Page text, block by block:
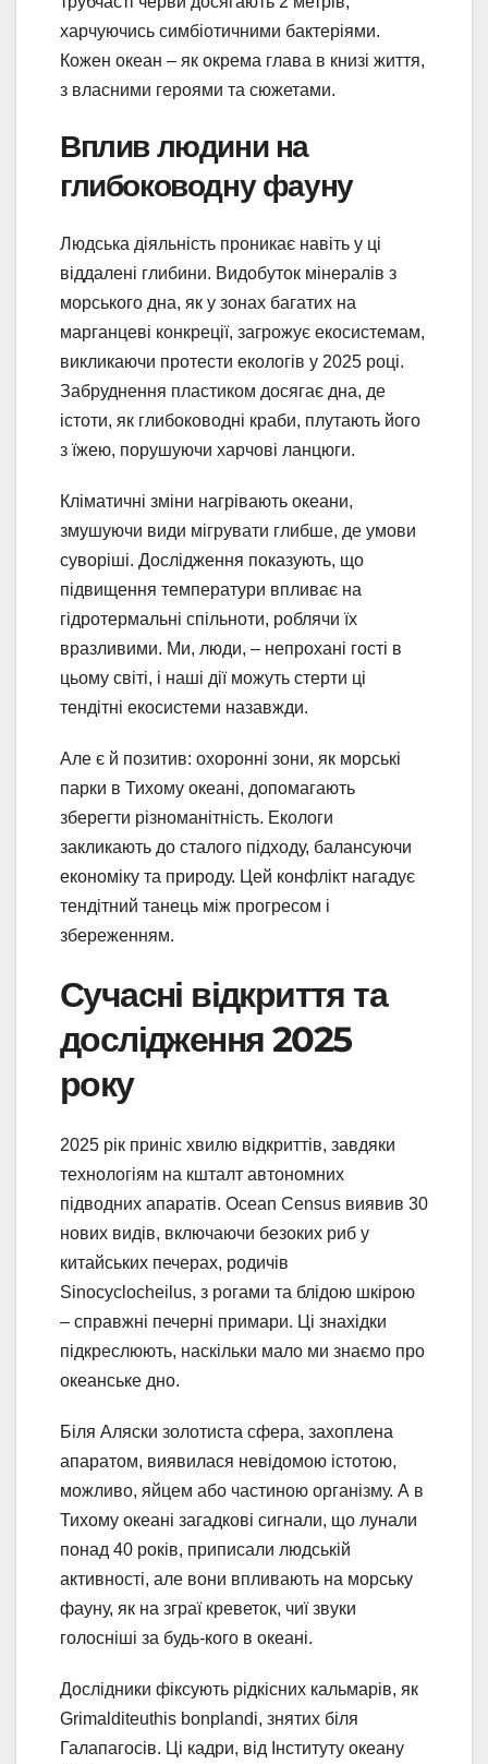
харчуючись симбіотичними бактеріями.
Кожен океан – як окрема глава в книзі життя,
з власними героями та сюжетами.
Вплив людини на
глибоководну фауну
Людська діяльність проникає навіть у ці
віддалені глибини. Видобуток мінералів з
морського дна, як у зонах багатих на
марганцеві конкреції, загрожує екосистемам,
викликаючи протести екологів у 2025 році.
Забруднення пластиком досягає дна, де
істоти, як глибоководні краби, плутають його
з їжею, порушуючи харчові ланцюги.
Кліматичні зміни нагрівають океани,
змушуючи види мігрувати глибше, де умови
суворіші. Дослідження показують, що
підвищення температури впливає на
гідротермальні спільноти, роблячи їх
вразливими. Ми, люди, – непрохані гості в
цьому світі, і наші дії можуть стерти ці
тендітні екосистеми назавжди.
Але є й позитив: охоронні зони, як морські
парки в Тихому океані, допомагають
зберегти різноманітність. Екологи
закликають до сталого підходу, балансуючи
економіку та природу. Цей конфлікт нагадує
тендітний танець між прогресом і
збереженням.
Сучасні відкриття та
дослідження 2025
року
2025 рік приніс хвилю відкриттів, завдяки
технологіям на кшталт автономних
підводних апаратів. Ocean Census виявив 30
нових видів, включаючи безоких риб у
китайських печерах, родичів
Sinocyclocheilus, з рогами та блідою шкірою
– справжні печерні примари. Ці знахідки
підкреслюють, наскільки мало ми знаємо про
океанське дно.
Біля Аляски золотиста сфера, захоплена
апаратом, виявилася невідомою істотою,
можливо, яйцем або частиною організму. А в
Тихому океані загадкові сигнали, що лунали
понад 40 років, приписали людській
активності, але вони впливають на морську
фауну, як на зграї креветок, чиї звуки
голосніші за будь-кого в океані.
Дослідники фіксують рідкісних кальмарів, як
Grimalditeuthis bonplandi, знятих біля
Галапагосів. Ці кадри, від Інституту океану